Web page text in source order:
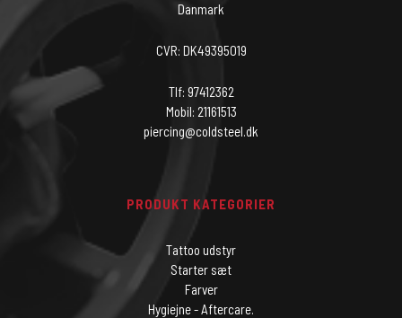
Danmark
CVR: DK49395019
Tlf: 97412362
Mobil: 21161513
piercing@coldsteel.dk
PRODUKT KATEGORIER
Tattoo udstyr
Starter sæt
Farver
Hygiejne - Aftercare.